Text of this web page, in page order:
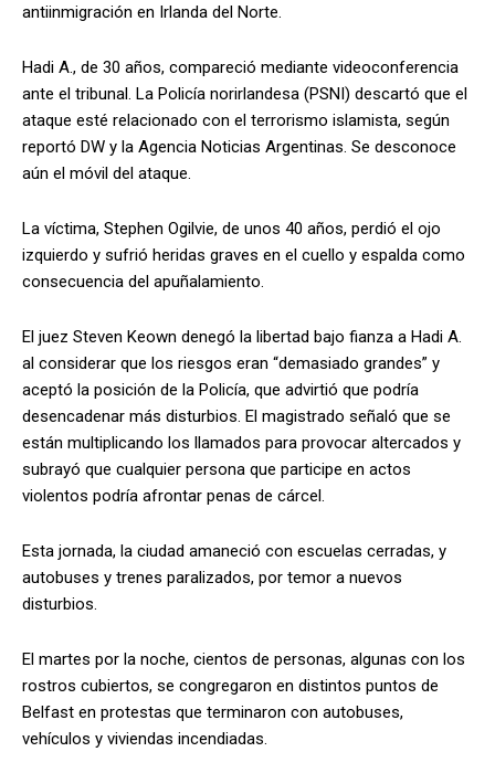
antiinmigración en Irlanda del Norte.
Hadi A., de 30 años, compareció mediante videoconferencia
ante el tribunal. La Policía norirlandesa (PSNI) descartó que el
ataque esté relacionado con el terrorismo islamista, según
reportó DW y la Agencia Noticias Argentinas. Se desconoce
aún el móvil del ataque.
La víctima, Stephen Ogilvie, de unos 40 años, perdió el ojo
izquierdo y sufrió heridas graves en el cuello y espalda como
consecuencia del apuñalamiento.
El juez Steven Keown denegó la libertad bajo fianza a Hadi A.
al considerar que los riesgos eran “demasiado grandes” y
aceptó la posición de la Policía, que advirtió que podría
desencadenar más disturbios. El magistrado señaló que se
están multiplicando los llamados para provocar altercados y
subrayó que cualquier persona que participe en actos
violentos podría afrontar penas de cárcel.
Esta jornada, la ciudad amaneció con escuelas cerradas, y
autobuses y trenes paralizados, por temor a nuevos
disturbios.
El martes por la noche, cientos de personas, algunas con los
rostros cubiertos, se congregaron en distintos puntos de
Belfast en protestas que terminaron con autobuses,
vehículos y viviendas incendiadas.